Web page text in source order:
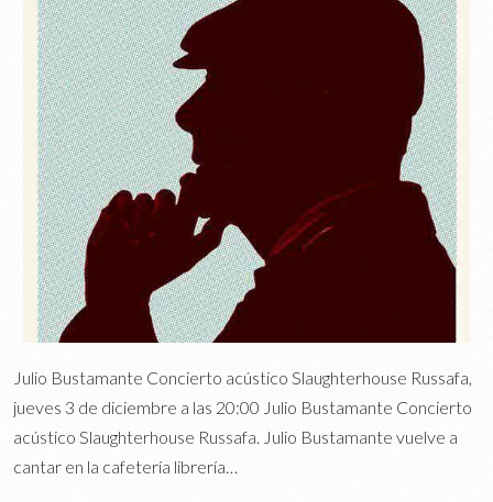
Julio Bustamante Concierto acústico Slaughterhouse Russafa,
jueves 3 de diciembre a las 20:00 Julio Bustamante Concierto
acústico Slaughterhouse Russafa. Julio Bustamante vuelve a
cantar en la cafetería librería…